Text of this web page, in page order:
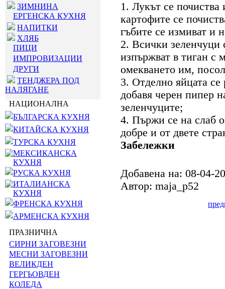
ЗИМНИНА
ЕРГЕНСКА КУХНЯ
НАПИТКИ
ХЛЯБ
ПИЦИ
ИМПРОВИЗАЦИИ
ДРУГИ
ТЕНДЖЕРА ПОД
НАЛЯГАНЕ
НАЦИОНАЛНА
БЪЛГАРСКА КУХНЯ
КИТАЙСКА КУХНЯ
ТУРСКА КУХНЯ
МЕКСИКАНСКА
КУХНЯ
РУСКА КУХНЯ
ИТАЛИАНСКА
КУХНЯ
ФРЕНСКА КУХНЯ
АРМЕНСКА КУХНЯ
ПРАЗНИЧНА
СИРНИ ЗАГОВЕЗНИ
МЕСНИ ЗАГОВЕЗНИ
ВЕЛИКДЕН
ГЕРГЬОВДЕН
КОЛЕДА
1. Лукът се
картофите се
гъбите се измиват и
2. Всички зеленчуци
изпържват в тиган с
омекването им,
3. Отделно яйцата се
добавя черен пипер
зеленчуците;
4. Пържи се на слаб
добре и от двете
Забележки
Добавена на: 08-04-
Автор: maja_p52